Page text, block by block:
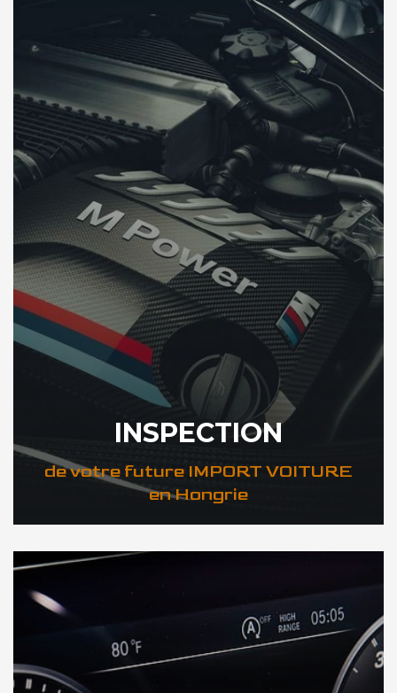
INSPECTION
de votre future IMPORT VOITURE
en Hongrie
DÉCOUVREZ VOTRE INSPECTION AUTO en Hongrie